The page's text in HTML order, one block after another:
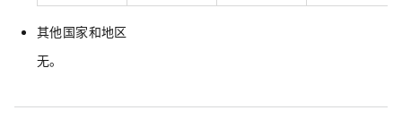
其他国家和地区
无。